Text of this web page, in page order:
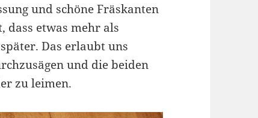
und schöne Fräskanten
dass etwas mehr als
Das erlaubt uns
und die beiden
zu leimen.